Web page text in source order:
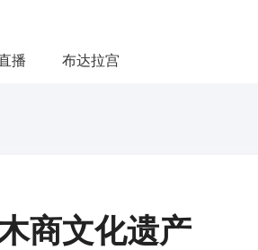
播 布达拉宫
商文化遗产